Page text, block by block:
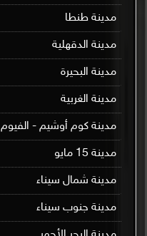
مدينة طنطا
مدينة الدقهلية
مدينة البحيرة
مدينة الغربية
مدينة كوم أوشيم - الفيوم
مدينة 15 مايو
مدينة شمال سيناء
مدينة جنوب سيناء